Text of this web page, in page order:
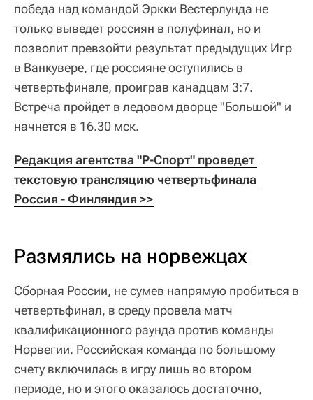
победа над командой Эркки Вестерлунда не
только выведет россиян в полуфинал, но и
позволит превзойти результат предыдущих Игр
в Ванкувере, где россияне оступились в
четвертьфинале, проиграв канадцам 3:7.
Встреча пройдет в ледовом дворце "Большой" и
начнется в 16.30 мск.
Редакция агентства "Р-Спорт" проведет
текстовую трансляцию четвертьфинала
Россия - Финляндия >>
Размялись на норвежцах
Сборная России, не сумев напрямую пробиться в
четвертьфинал, в среду провела матч
квалификационного раунда против команды
Норвегии. Российская команда по большому
счету включилась в игру лишь во втором
периоде, но и этого оказалось достаточно,